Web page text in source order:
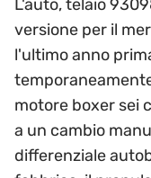
L'auto, telaio
versione per il
l'ultimo anno
motore boxer sei
a un cambio
differenziale